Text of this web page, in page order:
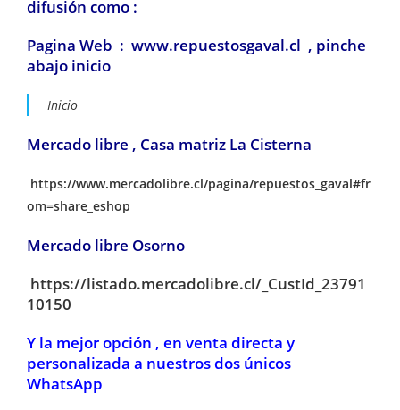
difusión como :
Pagina Web : www.repuestosgaval.cl , pinche
abajo inicio
Inicio
Mercado libre , Casa matriz La Cisterna
https://www.mercadolibre.cl/pagina/repuestos_gaval#fr
om=share_eshop
Mercado libre Osorno
https://listado.mercadolibre.cl/_CustId_23791
10150
Y la mejor opción , en venta directa y
personalizada a nuestros dos únicos
WhatsApp